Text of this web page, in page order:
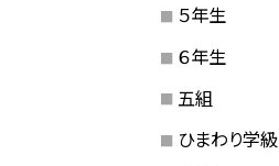
５年生
６年生
五組
ひまわり学級